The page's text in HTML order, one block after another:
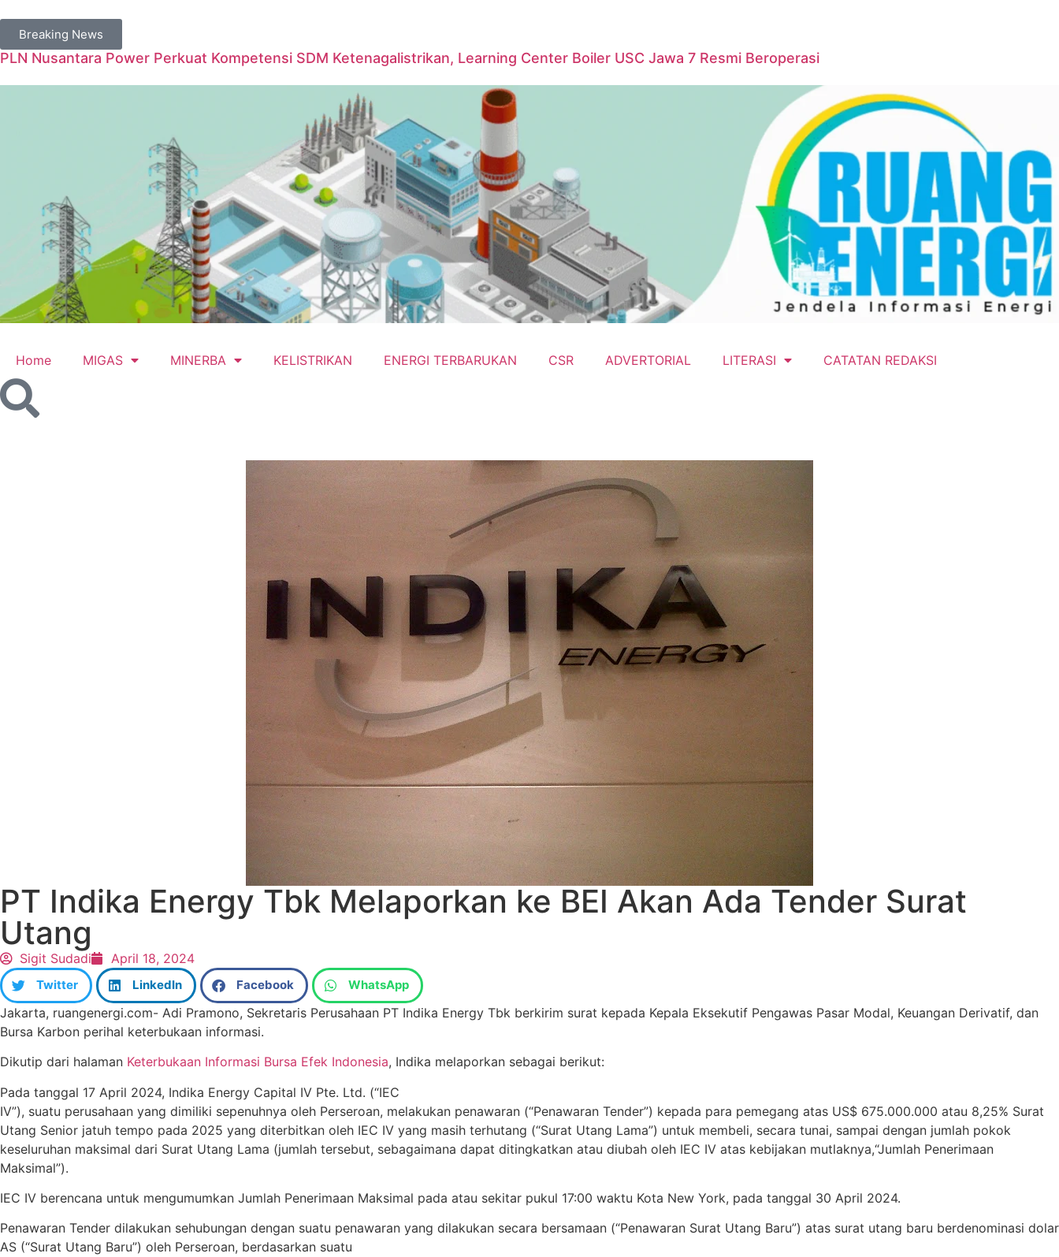
Breaking News
PLN Nusantara Power Perkuat Kompetensi SDM Ketenagalistrikan, Learning Center Boiler USC Jawa 7 Resmi Beroperasi
Home MIGAS MINERBA KELISTRIKAN ENERGI TERBARUKAN CSR ADVERTORIAL LITERASI CATATAN REDAKSI
PT Indika Energy Tbk Melaporkan ke BEI Akan Ada Tender Surat
Utang
Sigit Sudadi April 18, 2024
Twitter LinkedIn Facebook WhatsApp
Jakarta, ruangenergi.com- Adi Pramono, Sekretaris Perusahaan PT Indika Energy Tbk berkirim surat kepada Kepala Eksekutif Pengawas Pasar Modal, Keuangan Derivatif, dan
Bursa Karbon perihal keterbukaan informasi.
Dikutip dari halaman Keterbukaan Informasi Bursa Efek Indonesia, Indika melaporkan sebagai berikut:
Pada tanggal 17 April 2024, Indika Energy Capital IV Pte. Ltd. (“IEC
IV”), suatu perusahaan yang dimiliki sepenuhnya oleh Perseroan, melakukan penawaran (“Penawaran Tender”) kepada para pemegang atas US$ 675.000.000 atau 8,25% Surat
Utang Senior jatuh tempo pada 2025 yang diterbitkan oleh IEC IV yang masih terhutang (“Surat Utang Lama”) untuk membeli, secara tunai, sampai dengan jumlah pokok
keseluruhan maksimal dari Surat Utang Lama (jumlah tersebut, sebagaimana dapat ditingkatkan atau diubah oleh IEC IV atas kebijakan mutlaknya,“Jumlah Penerimaan
Maksimal”).
IEC IV berencana untuk mengumumkan Jumlah Penerimaan Maksimal pada atau sekitar pukul 17:00 waktu Kota New York, pada tanggal 30 April 2024.
Penawaran Tender dilakukan sehubungan dengan suatu penawaran yang dilakukan secara bersamaan (“Penawaran Surat Utang Baru”) atas surat utang baru berdenominasi dolar
AS (“Surat Utang Baru”) oleh Perseroan, berdasarkan suatu